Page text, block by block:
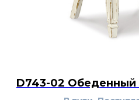
D743-02 Обеденный